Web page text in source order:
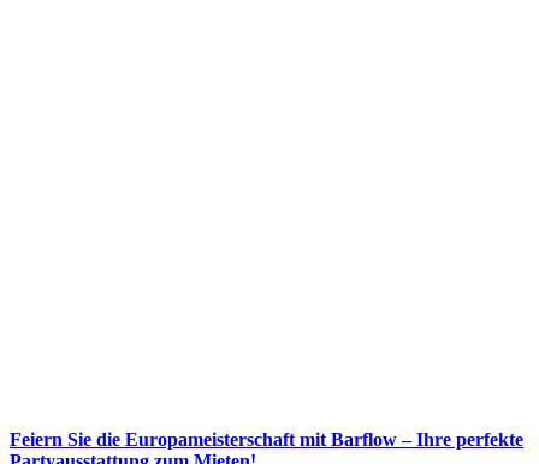
Feiern Sie die Europameisterschaft mit Barflow – Ihre perfekte